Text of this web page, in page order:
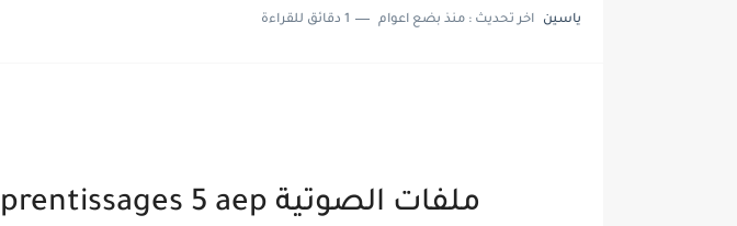
ياسين اخر تحديث : منذ بضع اعوام 1 دقائق للقراءة
ملفات الصوتية mes apprentissages 5 aep